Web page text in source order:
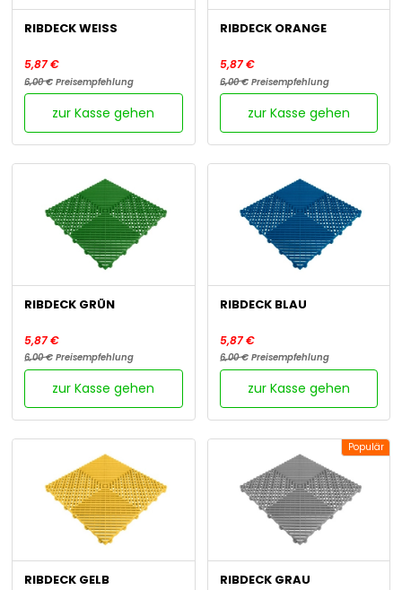
RIBDECK WEISS
5,87 €
6,00 € Preisempfehlung
zur Kasse gehen
RIBDECK ORANGE
5,87 €
6,00 €Preisempfehlung
zur Kasse gehen
RIBDECK GRÜN
5,87 €
6,00 € Preisempfehlung
zur Kasse gehen
RIBDECK BLAU
5,87 €
6,00 €Preisempfehlung
zur Kasse gehen
RIBDECK GELB
Populär
RIBDECK GRAU